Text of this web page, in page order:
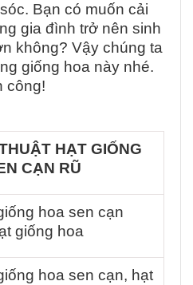
Bạn có muốn cải
gia đình trở nên sinh
không? Vậy chúng ta
giống hoa này nhé.
công!
HẠT GIỐNG
CẠN RŨ
hoa sen cạn
giống hoa
hoa sen cạn, hạt